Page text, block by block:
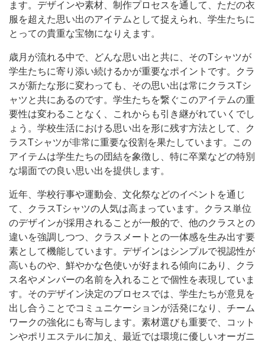
ます。デザインや素材、制作プロセスを通して、ただの衣
服を超えた思い出のアイテムとして捉えられ、学生たちに
とっての貴重な宝物になりえます。
歳月が流れる中で、どんな思い出と共に、そのTシャツが
学生たちに寄り添い続けるかが重要なポイントです。クラ
スが新たな形に変わっても、その思い出は常にクラスTシ
ャツと共にあるのです。学生たちを繋ぐこのアイテムの重
要性は変わることなく、これからも引き継がれていくでし
ょう。学校生活における思い出を形に残す方法として、ク
ラスTシャツが非常に重要な役割を果たしています。この
アイテムは学生たちの団結を象徴し、特に卒業などの特別
な場面での良い思い出を提供します。
近年、学校行事や運動会、文化祭などのイベントを通じ
て、クラスTシャツの人気は高まっています。クラス単位
のデザインが採用されることが一般的で、他のクラスとの
違いを強調しつつ、クラスメートとの一体感を生み出す要
素として機能しています。デザインはシンプルで視認性が
高いものや、鮮やかな色使いが好まれる傾向にあり、クラ
ス名やメンバーの名前を入れることで個性を表現していま
す。そのデザイン決定のプロセスでは、学生たちが意見を
出し合うことでコミュニケーションが活発になり、チーム
ワークの強化にも寄与します。素材選びも重要で、コット
ンやポリエステルに加え、最近では環境に優しいオーガニ